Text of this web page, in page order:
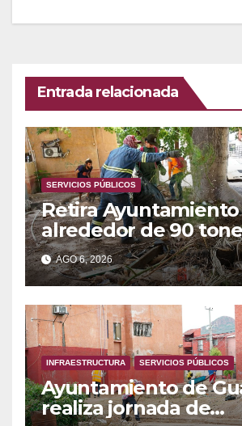
Entrada relacionada
SERVICIOS PÚBLICOS
Retira Ayuntamiento
alrededor de 90
de basura, maleza y
cacharros en Loma
AGO 6, 2026
INFRAESTRUCTURA SERVICIOS PÚBLICOS
Ayuntamiento de
realiza jornada de